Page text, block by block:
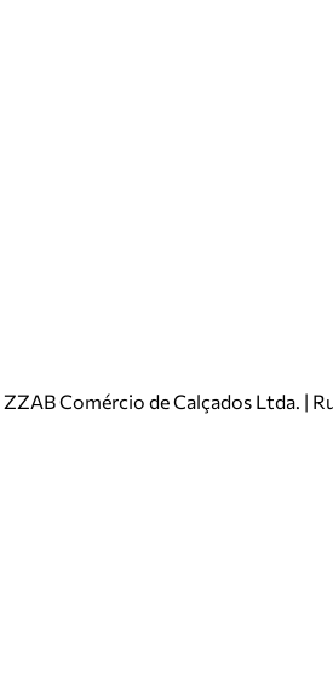
ZZAB Comércio de Calçados Ltda. |